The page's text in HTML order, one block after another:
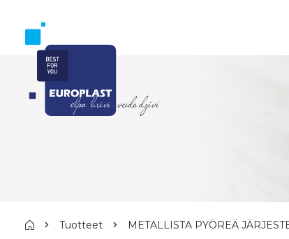
Tuotteet METALLISTA PYÖREÄ